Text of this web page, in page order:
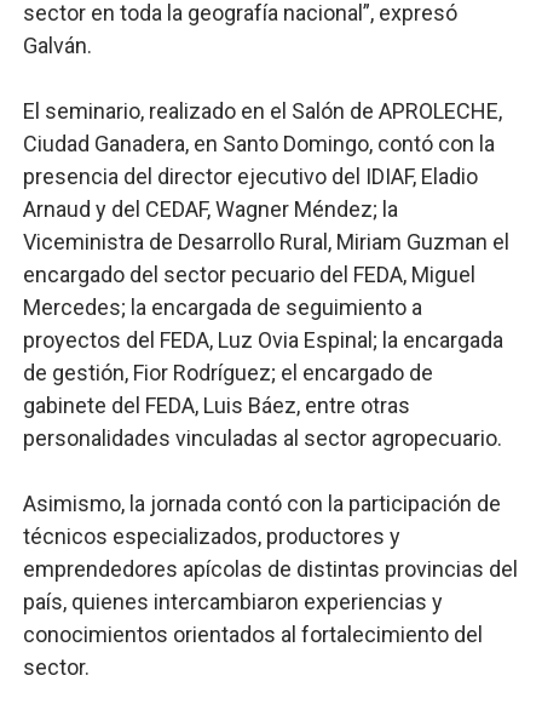
sector en toda la geografía nacional”, expresó
Galván.
El seminario, realizado en el Salón de APROLECHE,
Ciudad Ganadera, en Santo Domingo, contó con la
presencia del director ejecutivo del IDIAF, Eladio
Arnaud y del CEDAF, Wagner Méndez; la
Viceministra de Desarrollo Rural, Miriam Guzman el
encargado del sector pecuario del FEDA, Miguel
Mercedes; la encargada de seguimiento a
proyectos del FEDA, Luz Ovia Espinal; la encargada
de gestión, Fior Rodríguez; el encargado de
gabinete del FEDA, Luis Báez, entre otras
personalidades vinculadas al sector agropecuario.
Asimismo, la jornada contó con la participación de
técnicos especializados, productores y
emprendedores apícolas de distintas provincias del
país, quienes intercambiaron experiencias y
conocimientos orientados al fortalecimiento del
sector.